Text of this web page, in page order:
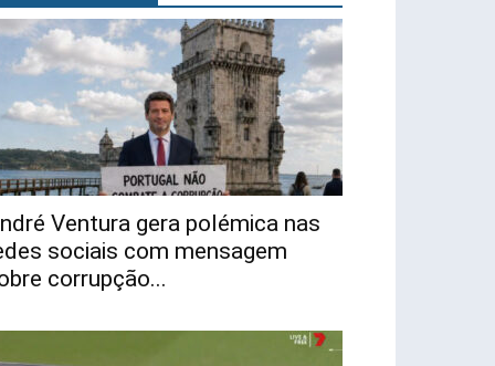
Ventura gera polémica nas
sociais com mensagem
corrupção...